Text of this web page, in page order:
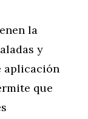
la
y
aplicación
que